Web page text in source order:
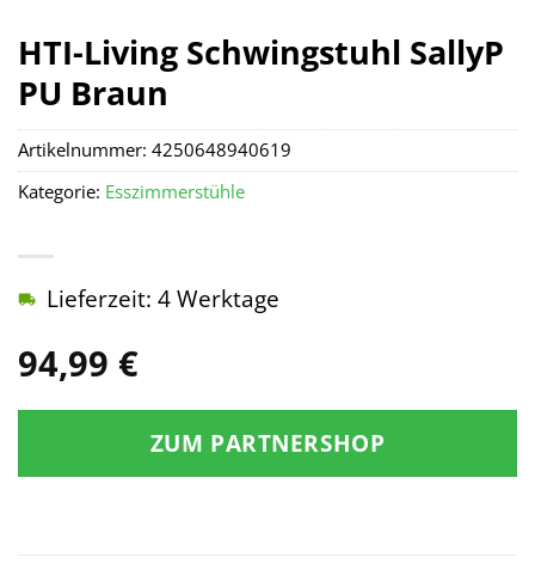
HTI-Living Schwingstuhl SallyP
PU Braun
94,99 €
Lieferzeit: 4 Werktage
ZUM PARTNERSHOP
Artikelnummer: 4250648940619
Kategorie: Esszimmerstühle